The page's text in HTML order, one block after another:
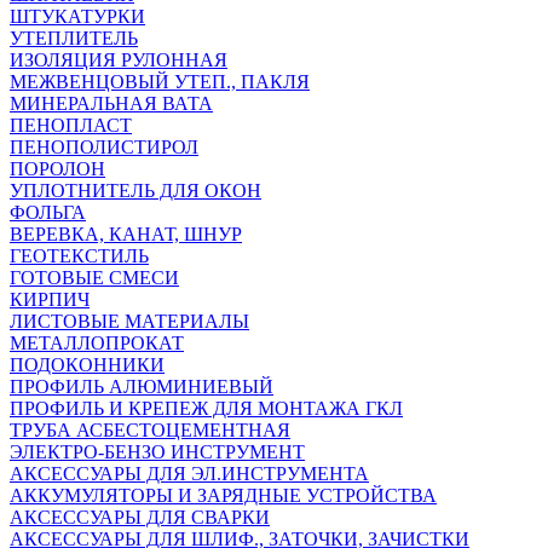
ШТУКАТУРКИ
УТЕПЛИТЕЛЬ
ИЗОЛЯЦИЯ РУЛОННАЯ
МЕЖВЕНЦОВЫЙ УТЕП., ПАКЛЯ
МИНЕРАЛЬНАЯ ВАТА
ПЕНОПЛАСТ
ПЕНОПОЛИСТИРОЛ
ПОРОЛОН
УПЛОТНИТЕЛЬ ДЛЯ ОКОН
ФОЛЬГА
ВЕРЕВКА, КАНАТ, ШНУР
ГЕОТЕКСТИЛЬ
ГОТОВЫЕ СМЕСИ
КИРПИЧ
ЛИСТОВЫЕ МАТЕРИАЛЫ
МЕТАЛЛОПРОКАТ
ПОДОКОННИКИ
ПРОФИЛЬ АЛЮМИНИЕВЫЙ
ПРОФИЛЬ И КРЕПЕЖ ДЛЯ МОНТАЖА ГКЛ
ТРУБА АСБЕСТОЦЕМЕНТНАЯ
ЭЛЕКТРО-БЕНЗО ИНСТРУМЕНТ
АКСЕССУАРЫ ДЛЯ ЭЛ.ИНСТРУМЕНТА
АККУМУЛЯТОРЫ И ЗАРЯДНЫЕ УСТРОЙСТВА
АКСЕССУАРЫ ДЛЯ СВАРКИ
АКСЕССУАРЫ ДЛЯ ШЛИФ., ЗАТОЧКИ, ЗАЧИСТКИ